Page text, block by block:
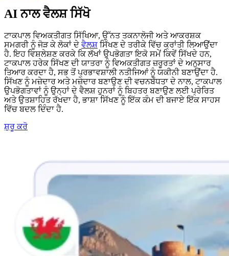
AI ਨਾਲ ਵੈਲਸ਼ ਸਿੱਖੋ
ਟਾਕਪਾਲ ਵਿਅਕਤੀਗਤ ਸਿੱਖਿਆ, ਉੱਨਤ ਤਕਨਾਲੋਜੀ ਅਤੇ ਆਕਰਸ਼ਕ
ਸਮਗਰੀ ਨੂੰ ਜੋੜ ਕੇ ਲੋਕਾਂ ਦੇ ਵੈਲਸ਼ ਸਿੱਖਣ ਦੇ ਤਰੀਕੇ ਵਿੱਚ ਕ੍ਰਾਂਤੀ ਲਿਆਉਂਦਾ
ਹੈ. ਇਹ ਵਿਸ਼ਲੇਸ਼ਣ ਕਰਕੇ ਕਿ ਲੱਖਾਂ ਉਪਭੋਗਤਾ ਇਕੋ ਸਮੇਂ ਕਿਵੇਂ ਸਿੱਖਦੇ ਹਨ,
ਟਾਕਪਾਲ ਹਰੇਕ ਸਿੱਖਣ ਦੀ ਯਾਤਰਾ ਨੂੰ ਵਿਅਕਤੀਗਤ ਜ਼ਰੂਰਤਾਂ ਦੇ ਅਨੁਸਾਰ
ਤਿਆਰ ਕਰਦਾ ਹੈ, ਸਭ ਤੋਂ ਪ੍ਰਭਾਵਸ਼ਾਲੀ ਨਤੀਜਿਆਂ ਨੂੰ ਯਕੀਨੀ ਬਣਾਉਂਦਾ ਹੈ.
ਸਿੱਖਣ ਨੂੰ ਮਜ਼ੇਦਾਰ ਅਤੇ ਮਜ਼ੇਦਾਰ ਬਣਾਉਣ ਦੀ ਵਚਨਬੱਧਤਾ ਦੇ ਨਾਲ, ਟਾਕਪਾਲ
ਉਪਭੋਗਤਾਵਾਂ ਨੂੰ ਉਨ੍ਹਾਂ ਦੇ ਵੈਲਸ਼ ਹੁਨਰਾਂ ਨੂੰ ਬਿਹਤਰ ਬਣਾਉਣ ਲਈ ਪ੍ਰੇਰਿਤ
ਅਤੇ ਉਤਸ਼ਾਹਿਤ ਰੱਖਦਾ ਹੈ, ਭਾਸ਼ਾ ਸਿੱਖਣ ਨੂੰ ਇੱਕ ਕੰਮ ਦੀ ਬਜਾਏ ਇੱਕ ਸਾਹਸ
ਵਿੱਚ ਬਦਲ ਦਿੰਦਾ ਹੈ.
ਸ਼ੁਰੂ ਕਰੋ